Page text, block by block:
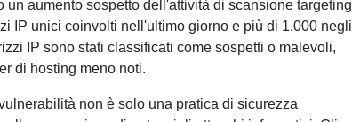
aumento sospetto dell'attività di scansione targeting
IP unici coinvolti nell'ultimo giorno e più di 1.000 negli
IP sono stati classificati come sospetti o malevoli,
di hosting meno noti.
non è solo una pratica di sicurezza